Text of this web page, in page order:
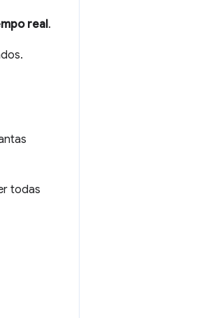
real.
todas